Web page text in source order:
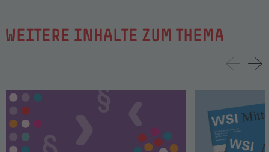
WEITERE INHALTE ZUM THEMA